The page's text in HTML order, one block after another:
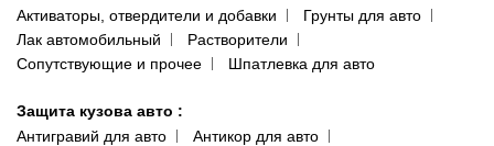
Активаторы, отвердители и добавки
Грунты для авто
Лак автомобильный
Растворители
Сопутствующие и прочее
Шпатлевка для авто
Защита кузова авто :
Антигравий для авто
Антикор для авто